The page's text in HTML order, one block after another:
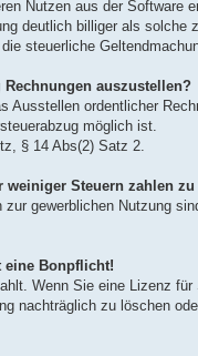
Nutzen aus der Software
deutlich billiger als
steuerliche
auszustellen?
Ausstellen ordentlicher
möglich ist.
§ 14 Abs(2) Satz 2.
weiniger Steuern zahlen
gewerblichen Nutzung
eine Bonpflicht!
Wenn Sie eine Lizenz
nachträglich zu löschen